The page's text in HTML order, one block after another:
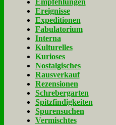
Ereignisse
Expeditionen
Fabulatorium
Interna
Kulturelles
Kurioses
Nostalgisches
Rausverkauf
Rezensionen
Schrebergarten
Spitzfindigkeiten
Spurensuchen
Vermischtes